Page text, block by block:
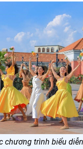
chương trình biểu